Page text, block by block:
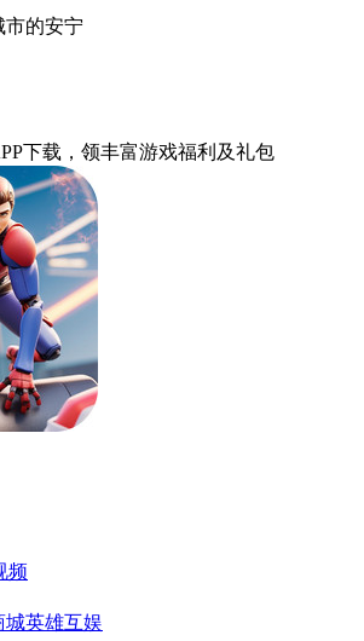
市的安宁
下载 ，领丰富游戏福利 及礼包
频
城英雄互娱